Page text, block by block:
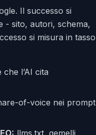
Il successo si
- sito, autori, schema,
si misura in tasso
l’AI cita
of-voice nei prompt
llms.txt, gemelli